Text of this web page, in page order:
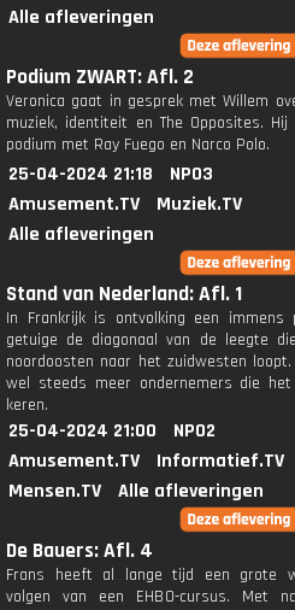
Alle afleveringen
Podium ZWART: Afl. 2
Veronica gaat in gesprek met Willem
muziek, identiteit en The Opposites.
podium met Ray Fuego en Narco Polo.
25-04-2024 21:18
NPO3
Amusement.TV
Muziek.TV
Alle afleveringen
Stand van Nederland: Afl. 1
In Frankrijk is ontvolking een immens
getuige de diagonaal van de leegte
noordoosten naar het zuidwesten
wel steeds meer ondernemers die
keren.
25-04-2024 21:00
NPO2
Amusement.TV
Informatief.TV
Mensen.TV
Alle afleveringen
De Bauers: Afl. 4
Frans heeft al lange tijd een grote
volgen van een EHBO-cursus. Met